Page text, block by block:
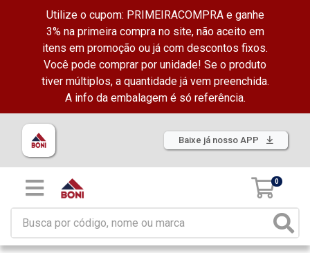
Utilize o cupom: PRIMEIRACOMPRA e ganhe
3% na primeira compra no site, não aceito em
itens em promoção ou já com descontos fixos.
Você pode comprar por unidade! Se o produto
tiver múltiplos, a quantidade já vem preenchida.
A info da embalagem é só referência.
Baixe já nosso APP
0